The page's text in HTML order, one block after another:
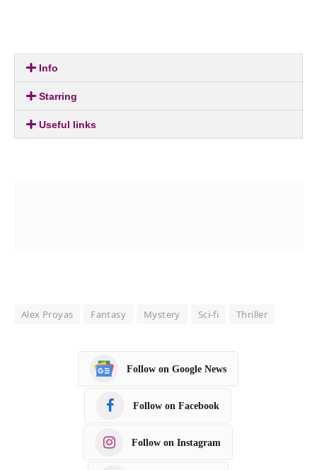
Info
Starring
Useful links
Alex Proyas Fantasy Mystery Sci-fi Thriller
Follow on Google News
Follow on Facebook
Follow on Instagram